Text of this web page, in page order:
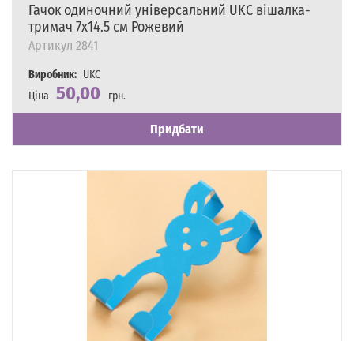
Гачок одиночний універсальний UKC вішалка-
тримач 7х14.5 см Рожевий
Артикул 2841
Виробник: UKC
Ціна 50,00
грн.
Наявність
Є в наявності
Придбати